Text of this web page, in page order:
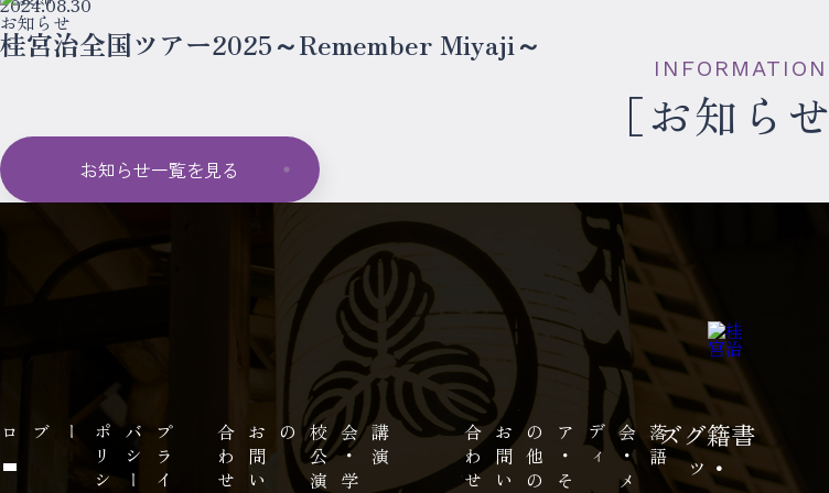
お知らせ
桂宮治全国ツアー2025～Remember Miyaji～
INFORMATION
お知らせ
お知らせ一覧を見る
書籍
・
グ
ッ
ズ
落
語
会
・
メ
デ
ィ
ア
・
そ
の
他
の
お
問
い
合
わ
せ
講
演
会
・
学
校
公
演
の
お
問
い
合
わ
せ
プ
ラ
イ
バ
シ
ー
ポ
リ
シ
ー